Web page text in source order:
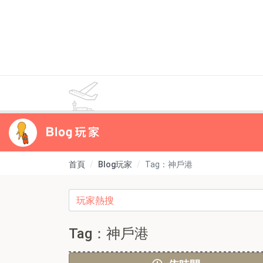
首頁 Blog玩家 Tag：神戶港
Tag：神戶港